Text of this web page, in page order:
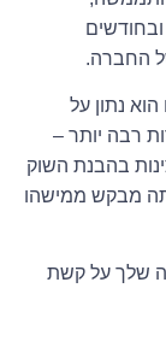
החברה.
נתון על
רבה יותר –
בהבנת השוק
מבקש ממישהו
שלך על קשת